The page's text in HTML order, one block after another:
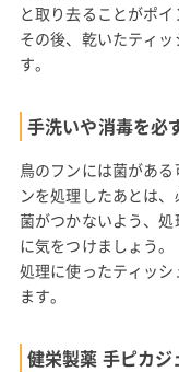
と取り去ることがポイ
その後、乾いたティ
す。
手洗いや消毒を必
鳥のフンには菌があ
ンを処理したあとは、
菌がつかないよう、
に気をつけましょう。
処理に使ったティッ
ます。
健栄製薬 手ピカ